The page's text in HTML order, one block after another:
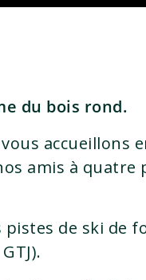
du bois rond.
accueillons
amis à
de ski de